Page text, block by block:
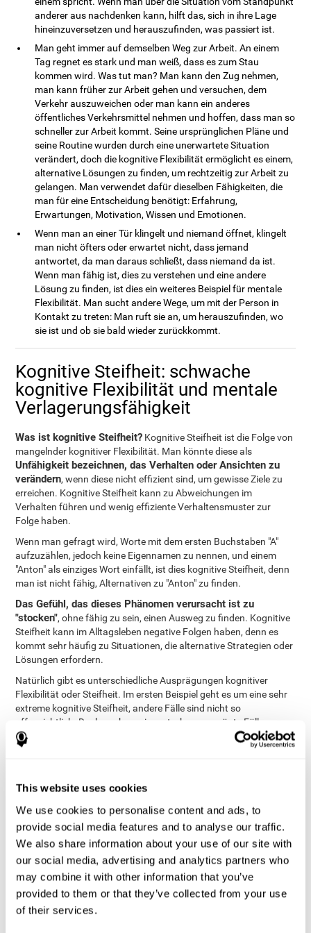
This website uses cookies
We use cookies to personalise content and ads, to
provide social media features and to analyse our traffic.
We also share information about your use of our site with
our social media, advertising and analytics partners who
may combine it with other information that you’ve
provided to them or that they’ve collected from your use
of their services.
anderer aus nachdenken kann, hilft das, sich in ihre Lage
hineinzuversetzen und herauszufinden, was passiert ist.
Man geht immer auf demselben Weg zur Arbeit. An einem
Tag regnet es stark und man weiß, dass es zum Stau
kommen wird. Was tut man? Man kann den Zug nehmen,
man kann früher zur Arbeit gehen und versuchen, dem
Verkehr auszuweichen oder man kann ein anderes
öffentliches Verkehrsmittel nehmen und hoffen, dass man so
schneller zur Arbeit kommt. Seine ursprünglichen Pläne und
seine Routine wurden durch eine unerwartete Situation
verändert, doch die kognitive Flexibilität ermöglicht es einem,
alternative Lösungen zu finden, um rechtzeitig zur Arbeit zu
gelangen. Man verwendet dafür dieselben Fähigkeiten, die
man für eine Entscheidung benötigt: Erfahrung,
Erwartungen, Motivation, Wissen und Emotionen.
Wenn man an einer Tür klingelt und niemand öffnet, klingelt
man nicht öfters oder erwartet nicht, dass jemand
antwortet, da man daraus schließt, dass niemand da ist.
Wenn man fähig ist, dies zu verstehen und eine andere
Lösung zu finden, ist dies ein weiteres Beispiel für mentale
Flexibilität. Man sucht andere Wege, um mit der Person in
Kontakt zu treten: Man ruft sie an, um herauszufinden, wo
sie ist und ob sie bald wieder zurückkommt.
Kognitive Steifheit: schwache
kognitive Flexibilität und mentale
Verlagerungsfähigkeit
Was ist kognitive Steifheit? Kognitive Steifheit ist die Folge von
mangelnder kognitiver Flexibilität. Man könnte diese als
Unfähigkeit bezeichnen, das Verhalten oder Ansichten zu
verändern, wenn diese nicht effizient sind, um gewisse Ziele zu
erreichen. Kognitive Steifheit kann zu Abweichungen im
Verhalten führen und wenig effiziente Verhaltensmuster zur
Folge haben.
Wenn man gefragt wird, Worte mit dem ersten Buchstaben "A"
aufzuzählen, jedoch keine Eigennamen zu nennen, und einem
"Anton" als einziges Wort einfällt, ist dies kognitive Steifheit, denn
man ist nicht fähig, Alternativen zu "Anton" zu finden.
Das Gefühl, das dieses Phänomen verursacht ist zu
"stocken", ohne fähig zu sein, einen Ausweg zu finden. Kognitive
Steifheit kann im Alltagsleben negative Folgen haben, denn es
kommt sehr häufig zu Situationen, die alternative Strategien oder
Lösungen erfordern.
Natürlich gibt es unterschiedliche Ausprägungen kognitiver
Flexibilität oder Steifheit. Im ersten Beispiel geht es um eine sehr
extreme kognitive Steifheit, andere Fälle sind nicht so
offensichtlich. Doch auch weniger stark ausgeprägte Fälle
kognitiver Steifheit beeinträchtigen das tägliche Leben (wenn ein
Kind Schwierigkeiten hat, von einem Thema zum anderen zu
Warum leiden manche Personen an kognitiver Steifheit?
wann immer nur möglich zu vermeiden. Personen mit starker
kognitiver Steifheit müssen sich an manche Veränderungen in
bestimmten Situationen anpassen, können jedoch ihr Verhalten
oder ihre Denkweise nicht dementsprechend verändern. Es ist
normal, dass es schwer fällt, sich an Veränderungen anzupassen,
doch Personen mit wenig kognitiver Flexibilität, wird dies
bedeutend schwerer fallen als anderen.
Die Bewahrung von Gewohnheiten wird mit kognitiver